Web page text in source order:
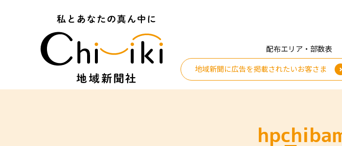
配布エリア・部数表
地域新聞に広告を掲載されたいお客さま